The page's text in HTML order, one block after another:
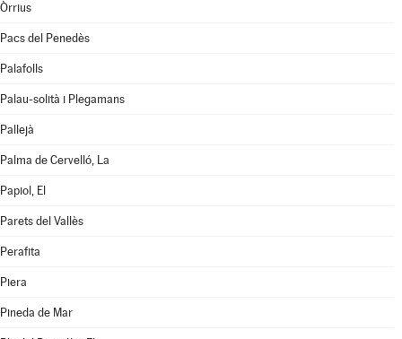
Òrrius
Pacs del Penedès
Palafolls
Palau-solità i Plegamans
Pallejà
Palma de Cervelló, La
Papiol, El
Parets del Vallès
Perafita
Piera
Pineda de Mar